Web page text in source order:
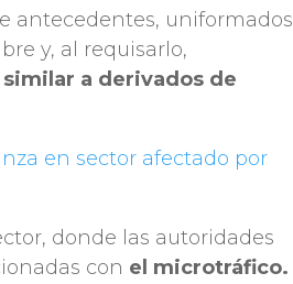
antecedentes, uniformados
y, al requisarlo,
a derivados de
en sector afectado por
donde las autoridades
con el microtráfico.